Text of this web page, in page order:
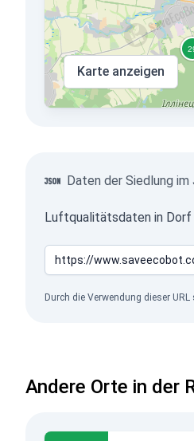
Karte anzeigen
Daten der Siedlung
Luftqualitätsdaten in Dorf
Durch die Verwendung dieser
Andere Orte in der